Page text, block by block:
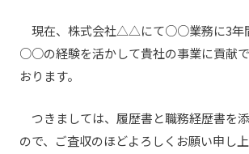
現在、株式会社△△にて○○業務に3年間
○○の経験を活かして貴社の事業に貢献
おります。
つきましては、履歴書と職務経歴書を
ので、ご査収のほどよろしくお願い申し